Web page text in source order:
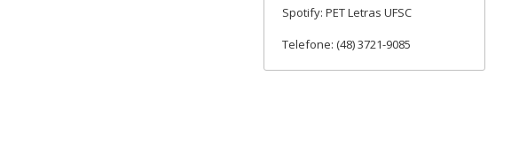
Spotify: PET Letras UFSC
Telefone: (48) 3721-9085